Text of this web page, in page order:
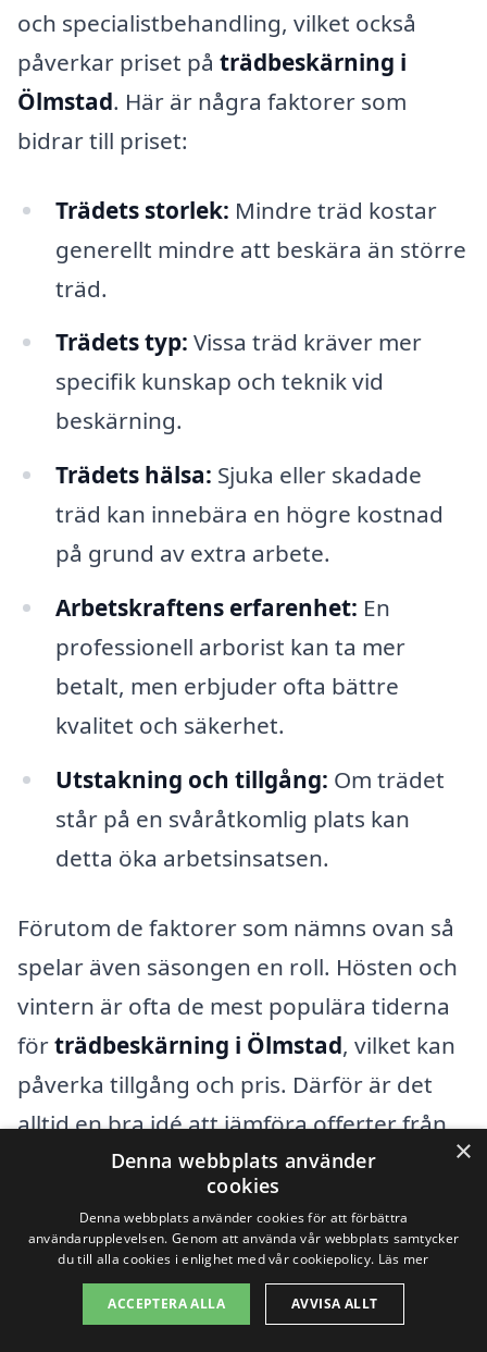
och specialistbehandling, vilket också
påverkar priset på trädbeskärning i
Ölmstad. Här är några faktorer som
bidrar till priset:
Trädets storlek: Mindre träd kostar
generellt mindre att beskära än större
träd.
Trädets typ: Vissa träd kräver mer
specifik kunskap och teknik vid
beskärning.
Trädets hälsa: Sjuka eller skadade
träd kan innebära en högre kostnad
på grund av extra arbete.
Arbetskraftens erfarenhet: En
professionell arborist kan ta mer
betalt, men erbjuder ofta bättre
kvalitet och säkerhet.
Utstakning och tillgång: Om trädet
står på en svåråtkomlig plats kan
detta öka arbetsinsatsen.
Förutom de faktorer som nämns ovan så
spelar även säsongen en roll. Hösten och
vintern är ofta de mest populära tiderna
förträdbeskärning i Ölmstad, vilket kan
påverka tillgång och pris. Därför är det
alltid en bra idé att jämföra offerter från
olika företag för att hitta det bästa
alternativet för dina behov. Plattformen
xn--trdbeskrning-pris-rqbf.se gör det
enkelt att få flera erbjudanden på samma
gång, så du kan välja det som passar dig
×
Denna webbplats använder
cookies
Denna webbplats använder cookies för att förbättra
användarupplevelsen. Genom att använda vår webbplats samtycker
du till alla cookies i enlighet med vår cookiepolicy. Läs mer
ACCEPTERA ALLA AVVISA ALLT